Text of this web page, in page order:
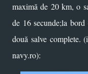
maximă de 20 km, o
de 16 secunde;la
două salve complete.
navy.ro):